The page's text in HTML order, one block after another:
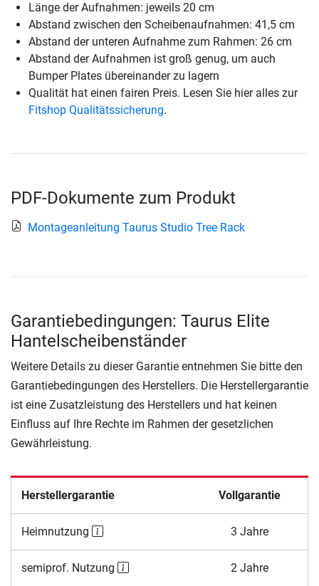
Länge der Aufnahmen: jeweils 20 cm
Abstand zwischen den Scheibenaufnahmen: 41,5 cm
Abstand der unteren Aufnahme zum Rahmen: 26 cm
Abstand der Aufnahmen ist groß genug, um auch
Bumper Plates übereinander zu lagern
Qualität hat einen fairen Preis. Lesen Sie hier alles zur
Fitshop Qualitätssicherung.
PDF-Dokumente zum Produkt
Montageanleitung Taurus Studio Tree Rack
Garantiebedingungen: Taurus Elite
Hantelscheibenständer
Weitere Details zu dieser Garantie entnehmen Sie bitte den
Garantiebedingungen des Herstellers. Die Herstellergarantie
ist eine Zusatzleistung des Herstellers und hat keinen
Einfluss auf Ihre Rechte im Rahmen der gesetzlichen
Gewährleistung.
Herstellergarantie Vollgarantie
Heimnutzung 3 Jahre
semiprof. Nutzung 2 Jahre